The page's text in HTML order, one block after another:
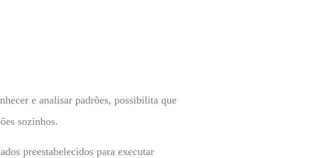
e analisar padrões, possibilita que
sozinhos.
preestabelecidos para executar